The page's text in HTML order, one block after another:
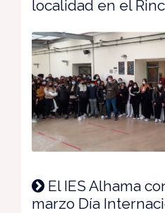
localidad en el
El IES Alhama
marzo Día